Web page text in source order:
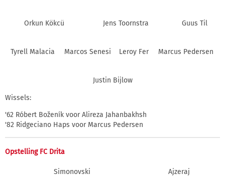
Orkun Kökcü Jens Toornstra Guus Til
Tyrell Malacia Marcos Senesi Leroy Fer Marcus Pedersen
Justin Bijlow
Wissels:
'62 Róbert Boženík voor Alireza Jahanbakhsh
'82 Ridgeciano Haps voor Marcus Pedersen
Opstelling FC Drita
Simonovski Ajzeraj